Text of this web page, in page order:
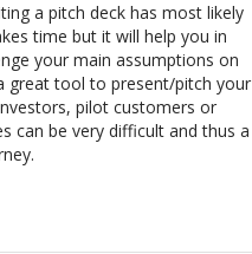
a pitch deck has most likely
time but it will help you in
your main assumptions on
great tool to present/pitch your
pilot customers or
can be very difficult and thus a